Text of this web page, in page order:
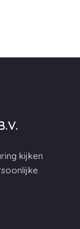
kijken